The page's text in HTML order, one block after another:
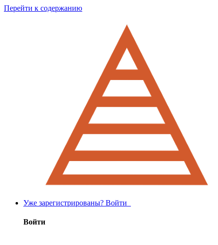
Перейти к содержанию
Уже зарегистрированы? Войти
Войти